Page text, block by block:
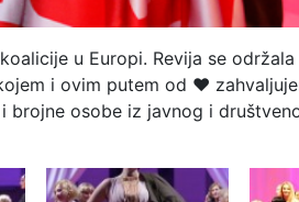
u Europi. Revija se održala
i ovim putem od ♥
osobe iz javnog i